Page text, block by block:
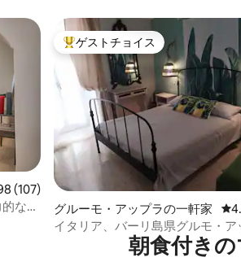
ー107件、5つ星中4.98つ星の平均評価
(107)
な住
大好評のゲストチョイスです。
ゲストチョイス
グルーモ・アップラの一軒家 レ
イタリア、バーリ島県グルモ・ア
にあるギャラリー1朝食付き